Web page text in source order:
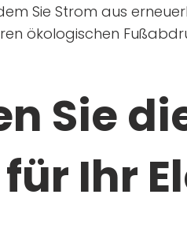
Sie Strom aus
ökologischen
Sie
Ihr